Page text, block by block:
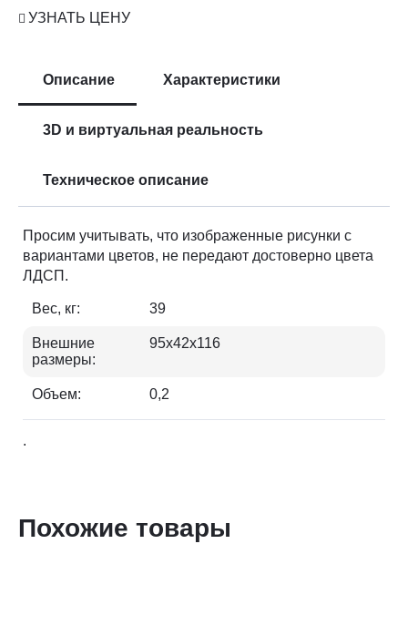
УЗНАТЬ ЦЕНУ
Описание Характеристики
3D и виртуальная реальность
Техническое описание
Просим учитывать, что изображенные рисунки с
вариантами цветов, не передают достоверно цвета
ЛДСП.
Вес, кг: 39
Внешние
размеры:
95х42х116
Объем: 0,2
.
Похожие товары